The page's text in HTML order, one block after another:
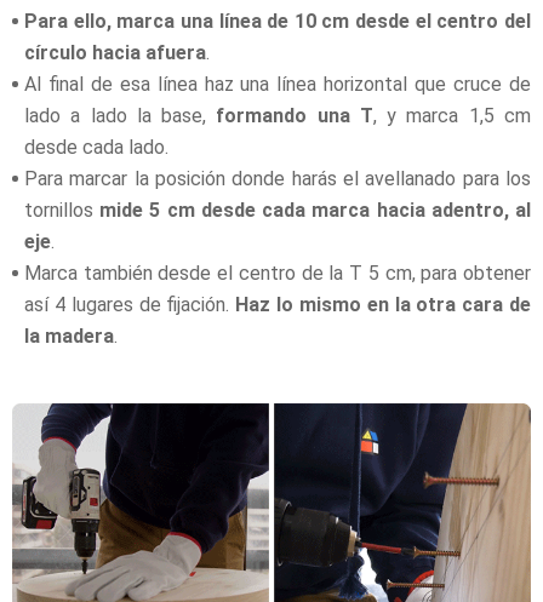
Para ello, marca una línea de 10 cm desde el centro del
círculo hacia afuera
Al final de esa línea haz una línea horizontal que cruce de
lado a lado la base, formando una T, y marca 1,5 cm
desde cada lado.
Para marcar la posición donde harás el avellanado para los
tornillos mide 5 cm desde cada marca hacia adentro, al
eje
Marca también desde el centro de la T 5 cm, para obtener
así 4 lugares de fijación. Haz lo mismo en la otra cara de
la madera